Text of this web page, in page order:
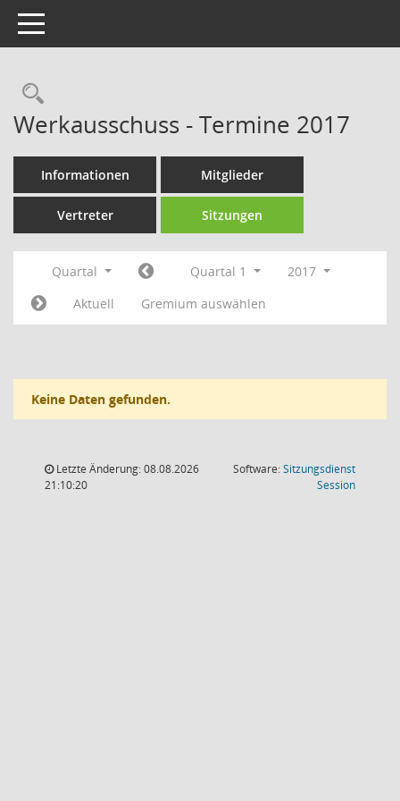
Toggle navigation
Rechercheauswahl
Werkausschuss - Termine 2017
Informationen Mitglieder
Vertreter Sitzungen
Quartal Quartal 1
2017
Aktuell
Gremium auswählen
Keine Daten gefunden.
Letzte Änderung: 08.08.2026
21:10:20
Software:Sitzungsdienst
Session(Wird in